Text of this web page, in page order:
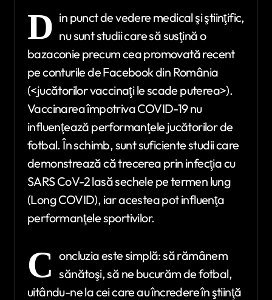
D in punct de vedere medical şi ştiinţific,
nu sunt studii care să susţină o
bazaconie precum cea promovată recent
pe conturile de Facebook din România
(<jucătorilor vaccinaţi le scade puterea>).
Vaccinarea împotriva COVID-19 nu
influenţează performanţele jucătorilor de
fotbal. În schimb, sunt suficiente studii care
demonstrează că trecerea prin infecţia cu
SARS CoV-2 lasă sechele pe termen lung
(Long COVID), iar acestea pot influenţa
performanţele sportivilor.
C oncluzia este simplă: să rămânem
sănătoşi, să ne bucurăm de fotbal,
uitându-ne la cei care au încredere în ştiinţă